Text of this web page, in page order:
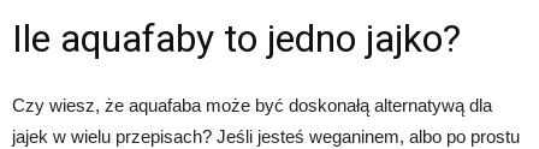
Ile aquafaby to jedno jajko?
Czy wiesz, że aquafaba może być doskonałą alternatywą dla
jajek w wielu przepisach? Jeśli jesteś weganinem, albo po prostu